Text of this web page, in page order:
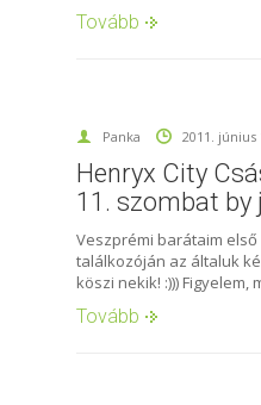
Tovább
Panka 2011. június
Henryx City
11. szombat by
Veszprémi barátaim
találkozóján az általuk
köszi nekik! :))) Figyelem,
Tovább